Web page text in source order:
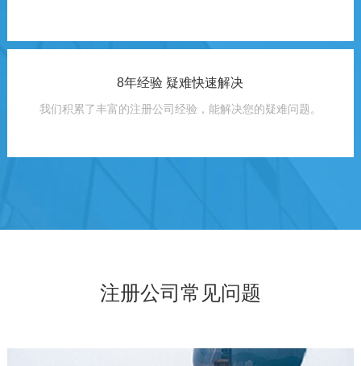
8年经验 疑难快速解决
我们积累了丰富的注册公司经验，能解决您的疑难问题。
注册公司常见问题